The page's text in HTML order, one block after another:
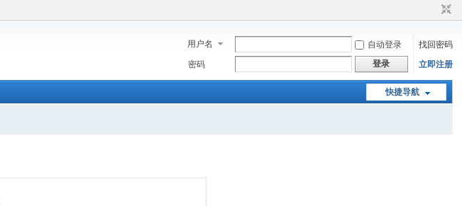
用户名 自动登录
找回密码
密码
登录 立即注册
快捷导航